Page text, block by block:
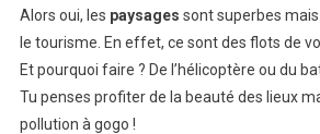
Alors oui, les paysages sont superbes
le tourisme. En effet, ce sont des flots de
Et pourquoi faire ? De l’hélicoptère ou du
Tu penses profiter de la beauté des lieux
pollution à gogo !